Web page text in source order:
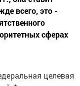
всего, это -
сферах
целевая